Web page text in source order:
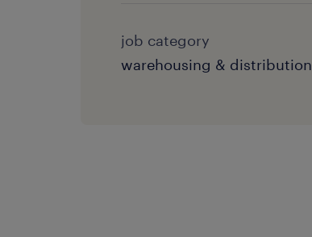
job category
warehousing & distribution